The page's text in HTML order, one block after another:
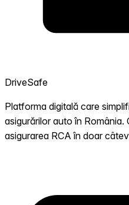
DriveSafe
Platforma digitală care
asigurărilor auto în România.
asigurarea RCA în doar